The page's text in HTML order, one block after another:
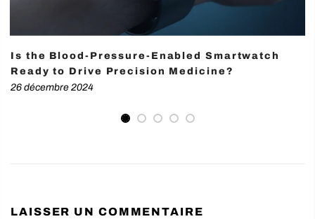
Is the Blood-Pressure-Enabled Smartwatch
Ready to Drive Precision Medicine?
26 décembre 2024
LAISSER UN COMMENTAIRE